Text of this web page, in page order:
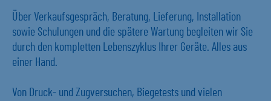
Über Verkaufsgespräch, Beratung, Lieferung, Installation
sowie Schulungen und die spätere Wartung begleiten wir Sie
durch den kompletten Lebenszyklus Ihrer Geräte. Alles aus
einer Hand.
Von Druck- und Zugversuchen, Biegetests und vielen